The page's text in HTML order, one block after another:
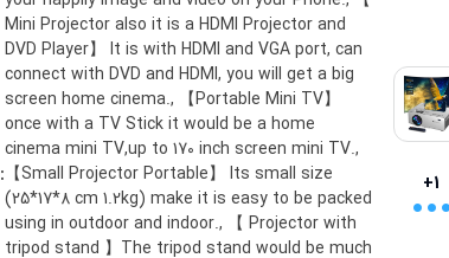
+1
:
Mini Projector also it is a HDMI Projector and
DVD Player】 It is with HDMI and VGA port, can
connect with DVD and HDMI, you will get a big
screen home cinema., 【Portable Mini TV】
once with a TV Stick it would be a home
cinema mini TV,up to 170 inch screen mini TV.,
【Small Projector Portable】 Its small size
(25*17*8 cm 1.2kg) make it is easy to be packed
using in outdoor and indoor., 【 Projector with
tripod stand 】The tripod stand would be much